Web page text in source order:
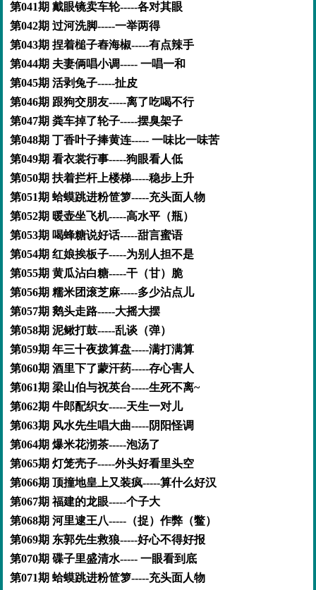
第041期 戴眼镜卖车轮-----各对其眼
第042期 过河洗脚-----一举两得
第043期 捏着槌子舂海椒-----有点辣手
第044期 夫妻俩唱小调----- 一唱一和
第045期 活剥兔子-----扯皮
第046期 跟狗交朋友-----离了吃喝不行
第047期 粪车掉了轮子-----摆臭架子
第048期 丁香叶子捧黄连----- 一味比一味苦
第049期 看衣裳行事-----狗眼看人低
第050期 扶着拦杆上楼梯-----稳步上升
第051期 蛤蟆跳进粉笸箩-----充头面人物
第052期 暖壶坐飞机-----高水平（瓶）
第053期 喝蜂糖说好话-----甜言蜜语
第054期 红娘挨板子-----为别人担不是
第055期 黄瓜沾白糖-----干（甘）脆
第056期 糯米团滚芝麻-----多少沾点儿
第057期 鹅头走路-----大摇大摆
第058期 泥鳅打鼓-----乱谈（弹）
第059期 年三十夜拨算盘-----满打满算
第060期 酒里下了蒙汗药-----存心害人
第061期 梁山伯与祝英台-----生死不离~
第062期 牛郎配织女-----天生一对儿
第063期 风水先生唱大曲-----阴阳怪调
第064期 爆米花沏茶-----泡汤了
第065期 灯笼壳子-----外头好看里头空
第066期 顶撞地皇上又装疯-----算什么好汉
第067期 福建的龙眼-----个子大
第068期 河里逮王八-----（捉）作弊（鳖）
第069期 东郭先生救狼-----好心不得好报
第070期 碟子里盛清水----- 一眼看到底
第071期 蛤蟆跳进粉笸箩-----充头面人物